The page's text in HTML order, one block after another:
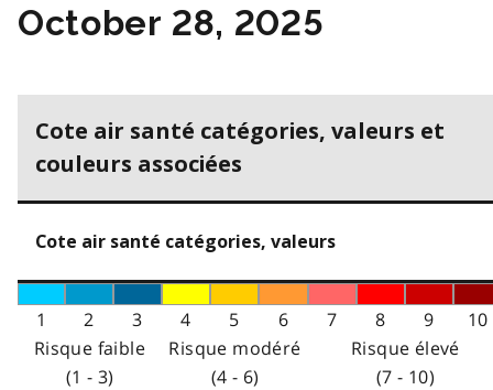
October 28, 2025
Cote air santé catégories, valeurs et
couleurs associées
Cote air santé catégories, valeurs
1 2 3 4 5 6 7 8 9
10
Risque faible
(1 - 3)
Risque modéré
(4 - 6)
Risque élevé
(7 - 10)